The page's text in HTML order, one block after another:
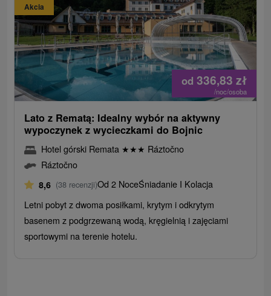
Akcia
od 336,83 zł
/noc/osoba
Lato z Rematą: Idealny wybór na aktywny
wypoczynek z wycieczkami do Bojnic
Hotel górski Remata ★★★ Ráztočno
Ráztočno
8,6 (38 recenzji)Od 2 NoceŚniadanie I Kolacja
Letni pobyt z dwoma posiłkami, krytym i odkrytym
basenem z podgrzewaną wodą, kręgielnią i zajęciami
sportowymi na terenie hotelu.